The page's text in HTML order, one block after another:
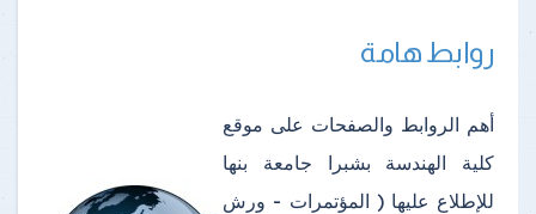
روابط هامة
أهم الروابط والصفحات على موقع
كلية الهندسة بشبرا جامعة بنها
للإطلاع عليها ( المؤتمرات - ورش